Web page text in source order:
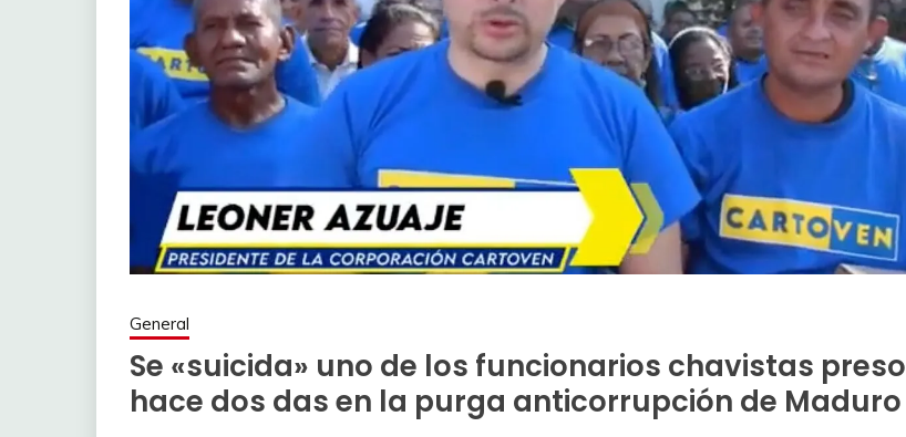
General
Se «suicida» uno de los funcionarios chavistas preso
hace dos das en la purga anticorrupción de Maduro